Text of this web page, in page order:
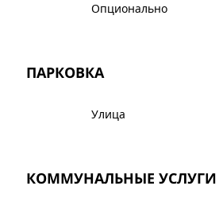
Опционально
ПАРКОВКА
Улица
КОММУНАЛЬНЫЕ УСЛУГИ